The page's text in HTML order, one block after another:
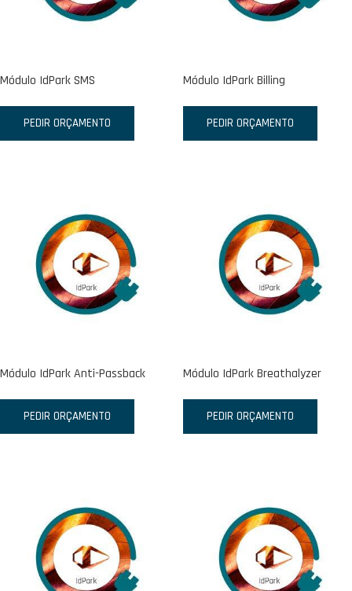
Módulo IdPark SMS
PEDIR ORÇAMENTO
Módulo IdPark Billing
PEDIR ORÇAMENTO
Módulo IdPark Anti-Passback
PEDIR ORÇAMENTO
Módulo IdPark Breathalyzer
PEDIR ORÇAMENTO